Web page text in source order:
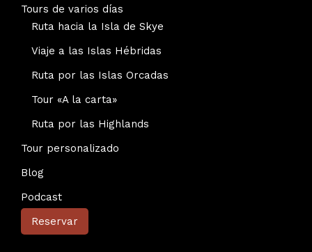
Tours de varios días
Ruta hacia la Isla de Skye
Viaje a las Islas Hébridas
Ruta por las Islas Orcadas
Tour «A la carta»
Ruta por las Highlands
Tour personalizado
Blog
Podcast
Reservar